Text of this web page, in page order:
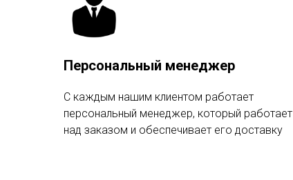
Персональный менеджер
С каждым нашим клиентом работает
персональный менеджер, который работает
над заказом и обеспечивает его доставку